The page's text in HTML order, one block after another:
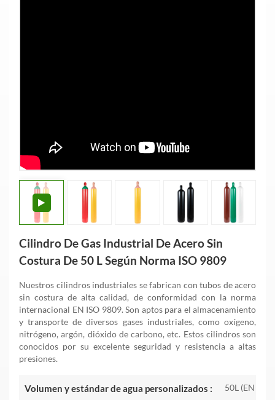
Cilindro De Gas Industrial De Acero Sin
Costura De 50 L Según Norma ISO 9809
Nuestros cilindros industriales se fabrican con tubos de acero
sin costura de alta calidad, de conformidad con la norma
internacional EN ISO 9809. Son aptos para el almacenamiento
y transporte de diversos gases industriales, como oxígeno,
nitrógeno, argón, dióxido de carbono, etc. Estos cilindros son
conocidos por su excelente seguridad y resistencia a altas
presiones.
Volumen y estándar de agua personalizados : 50L (EN